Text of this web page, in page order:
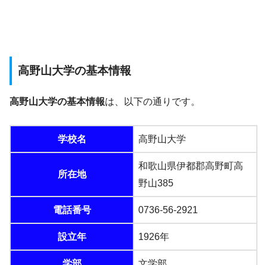
高野山大学の基本情報
高野山大学の基本情報は、以下の通りです。
学校名 高野山大学
所在地
和歌山県伊都郡高野町高
野山385
電話番号 0736-56-2921
設立年 1926年